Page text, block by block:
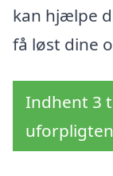
kan hjælpe
få løst dine
Indhent 3